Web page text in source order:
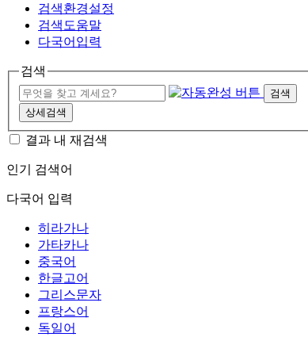
검색환경설정
검색도움말
다국어입력
검색
검색
상세검색
결과 내 재검색
인기 검색어
다국어 입력
히라가나
가타카나
중국어
한글고어
그리스문자
프랑스어
독일어